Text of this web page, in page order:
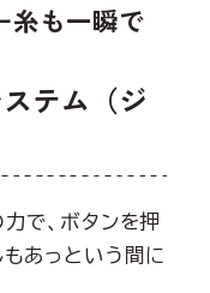
糸も一瞬で
テム（ジ
で、ボタンを押
あっという間に